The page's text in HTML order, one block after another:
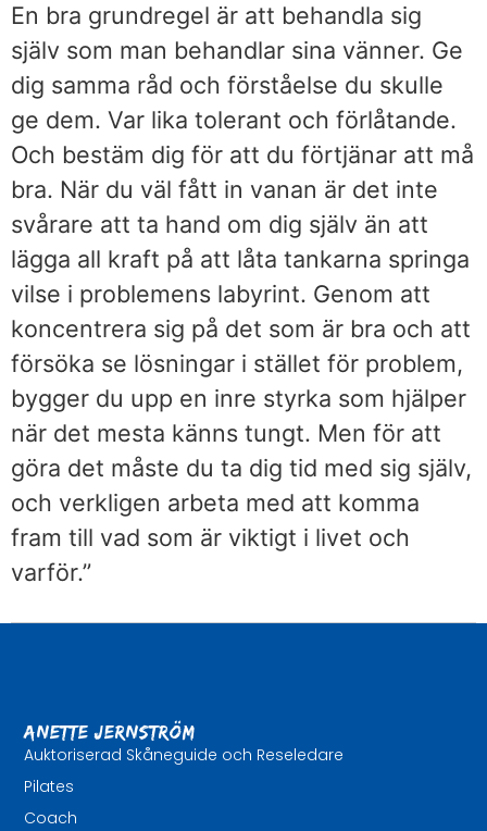
En bra grundregel är att behandla sig
själv som man behandlar sina vänner. Ge
dig samma råd och förståelse du skulle
ge dem. Var lika tolerant och förlåtande.
Och bestäm dig för att du förtjänar att må
bra. När du väl fått in vanan är det inte
svårare att ta hand om dig själv än att
lägga all kraft på att låta tankarna springa
vilse i problemens labyrint. Genom att
koncentrera sig på det som är bra och att
försöka se lösningar i stället för problem,
bygger du upp en inre styrka som hjälper
när det mesta känns tungt. Men för att
göra det måste du ta dig tid med sig själv,
och verkligen arbeta med att komma
fram till vad som är viktigt i livet och
varför.”
Anette Jernström
Auktoriserad Skåneguide och Reseledare
Pilates
Coach